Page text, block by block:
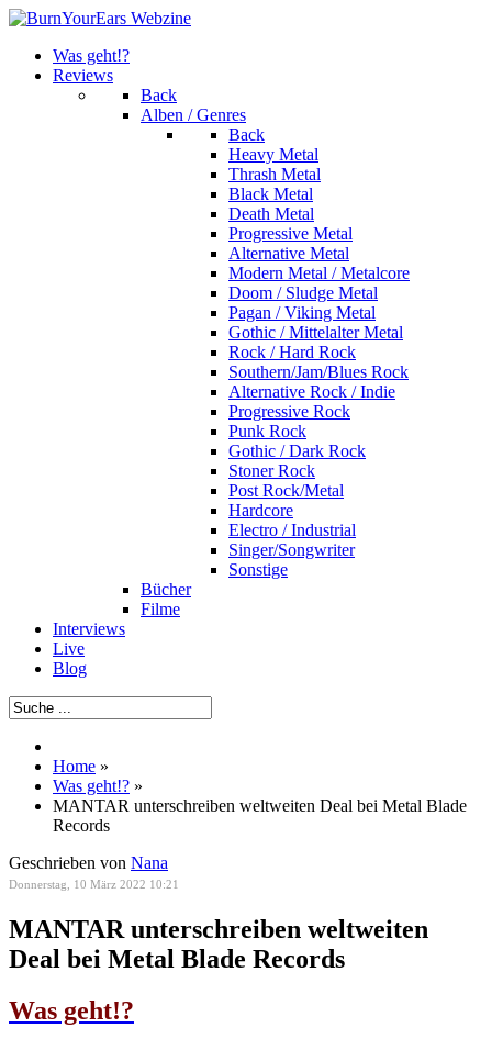
Was geht!?
Reviews
Back
Alben / Genres
Back
Heavy Metal
Thrash Metal
Black Metal
Death Metal
Progressive Metal
Alternative Metal
Modern Metal / Metalcore
Doom / Sludge Metal
Pagan / Viking Metal
Gothic / Mittelalter Metal
Rock / Hard Rock
Southern/Jam/Blues Rock
Alternative Rock / Indie
Progressive Rock
Punk Rock
Gothic / Dark Rock
Stoner Rock
Post Rock/Metal
Hardcore
Electro / Industrial
Singer/Songwriter
Sonstige
Bücher
Filme
Interviews
Live
Blog
Home »
Was geht!? »
MANTAR unterschreiben weltweiten Deal bei Metal Blade
Records
Geschrieben von Nana
Donnerstag, 10 März 2022 10:21
MANTAR unterschreiben weltweiten
Deal bei Metal Blade Records
Was geht!?